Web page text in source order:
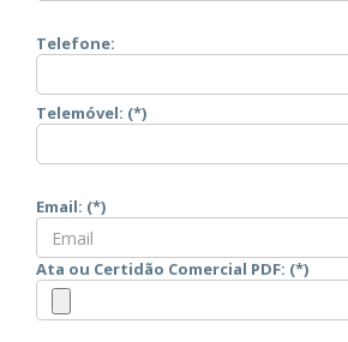
Telefone:
Telemóvel: (*)
Email: (*)
Ata ou Certidão Comercial PDF: (*)